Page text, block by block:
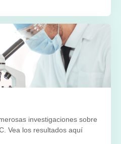
investigaciones sobre
Vea los resultados aquí